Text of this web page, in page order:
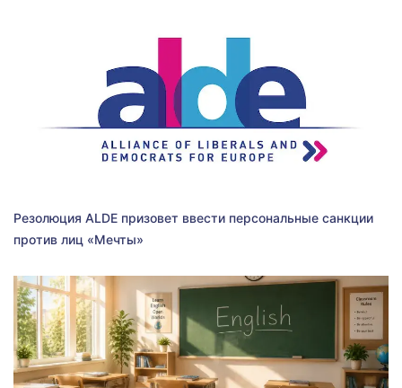
Резолюция ALDE призовет ввести персональные санкции
против лиц «Мечты»